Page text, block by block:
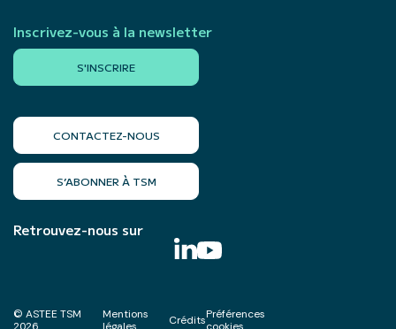
Inscrivez-vous à la newsletter
S'INSCRIRE
CONTACTEZ-NOUS
S’ABONNER À TSM
Retrouvez-nous sur
© ASTEE TSM
Mentions
CréditsPréférences